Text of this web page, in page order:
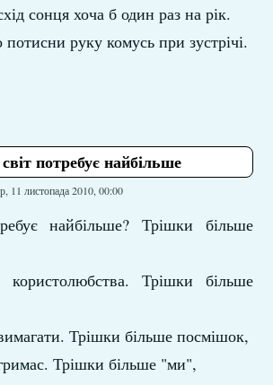
сонця хоча б один раз на рік.
руку комусь при зустрічі.
потребує найбільше
11 листопада 2010, 00:00
найбільше? Трішки більше
Трішки більше
Трішки більше посмішок,
Трішки більше "ми",